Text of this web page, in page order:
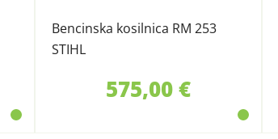
Bencinska kosilnica RM 253
STIHL
575,00 €